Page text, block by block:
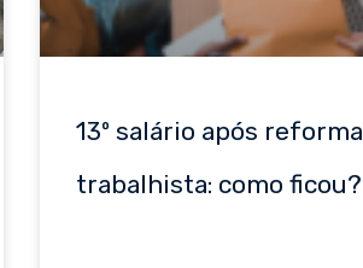
13º salário após reforma
trabalhista: como ficou?